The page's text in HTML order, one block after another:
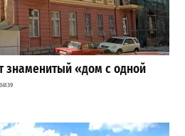
знаменитый «дом с одной
34139